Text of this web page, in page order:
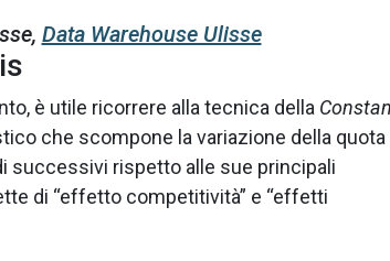
Data Warehouse Ulisse
è utile ricorrere alla tecnica della
che scompone la variazione della quota
successivi rispetto alle sue principali
di “effetto competitività” e “effetti